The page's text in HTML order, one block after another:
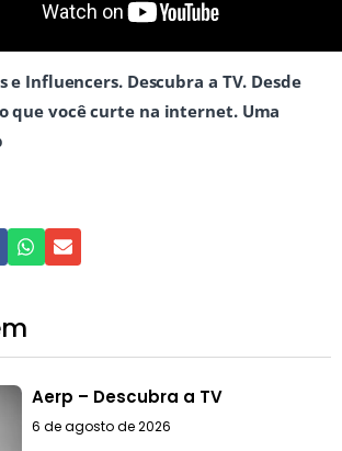
e Influencers. Descubra a TV. Desde
que você curte na internet. Uma
Aerp – Descubra a TV
6 de agosto de 2026